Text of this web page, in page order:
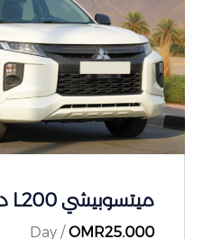
ميتسوبيشي L200 دوبل كاب
OMR25.000
/ Day